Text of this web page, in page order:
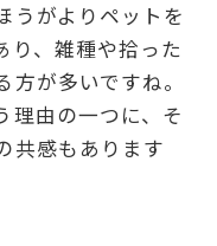
うがよりペットを
り、雑種や拾った
が多いですね。
理由の一つに、そ
共感もあります